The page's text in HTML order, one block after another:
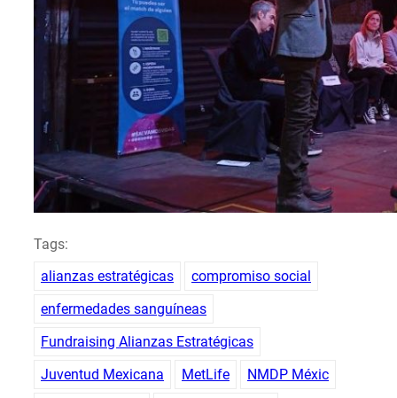
Tags:
alianzas estratégicas
compromiso social
enfermedades sanguíneas
Fundraising Alianzas Estratégicas
Juventud Mexicana
MetLife
NMDP Méxic